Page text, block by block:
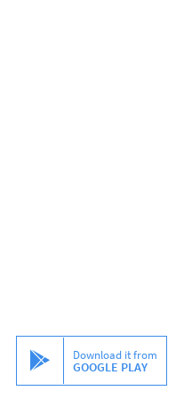
Download it from
GOOGLE PLAY